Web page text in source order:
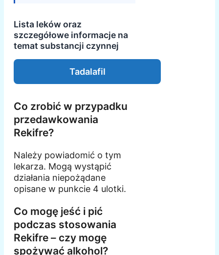
Lista leków oraz
szczegółowe informacje na
temat substancji czynnej
Tadalafil
Co zrobić w przypadku
przedawkowania
Rekifre?
Należy powiadomić o tym
lekarza. Mogą wystąpić
działania niepożądane
opisane w punkcie 4 ulotki.
Co mogę jeść i pić
podczas stosowania
Rekifre – czy mogę
spożywać alkohol?